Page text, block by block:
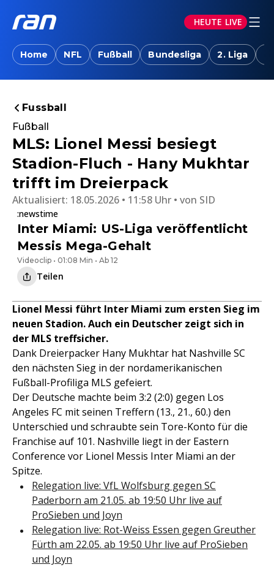
HEUTE LIVE
Home NFL Fußball Bundesliga 2. Liga
Fussball
Fußball
MLS: Lionel Messi besiegt
Stadion-Fluch - Hany Mukhtar
trifft im Dreierpack
Aktualisiert: 18.05.2026 • 11:58 Uhr von SID
:newstime
Inter Miami: US-Liga veröffentlicht
Messis Mega-Gehalt
Videoclip • 01:08 Min • Ab 12
Teilen
Lionel Messi führt Inter Miami zum ersten Sieg im
neuen Stadion. Auch ein Deutscher zeigt sich in
der MLS treffsicher.
Dank Dreierpacker Hany Mukhtar hat Nashville SC
den nächsten Sieg in der nordamerikanischen
Fußball-Profiliga MLS gefeiert.
Der Deutsche machte beim 3:2 (2:0) gegen Los
Angeles FC mit seinen Treffern (13., 21., 60.) den
Unterschied und schraubte sein Tore-Konto für die
Franchise auf 101. Nashville liegt in der Eastern
Conference vor Lionel Messis Inter Miami an der
Spitze.
Relegation live: VfL Wolfsburg gegen SC
Paderborn am 21.05. ab 19:50 Uhr live auf
ProSieben und Joyn
Relegation live: Rot-Weiss Essen gegen Greuther
Fürth am 22.05. ab 19:50 Uhr live auf ProSieben
und Joyn